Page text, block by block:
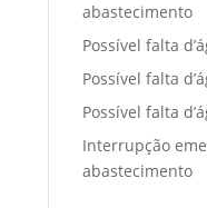
abastecimento
Possível falta
Possível falta
Possível falta
Interrupção
abastecimento